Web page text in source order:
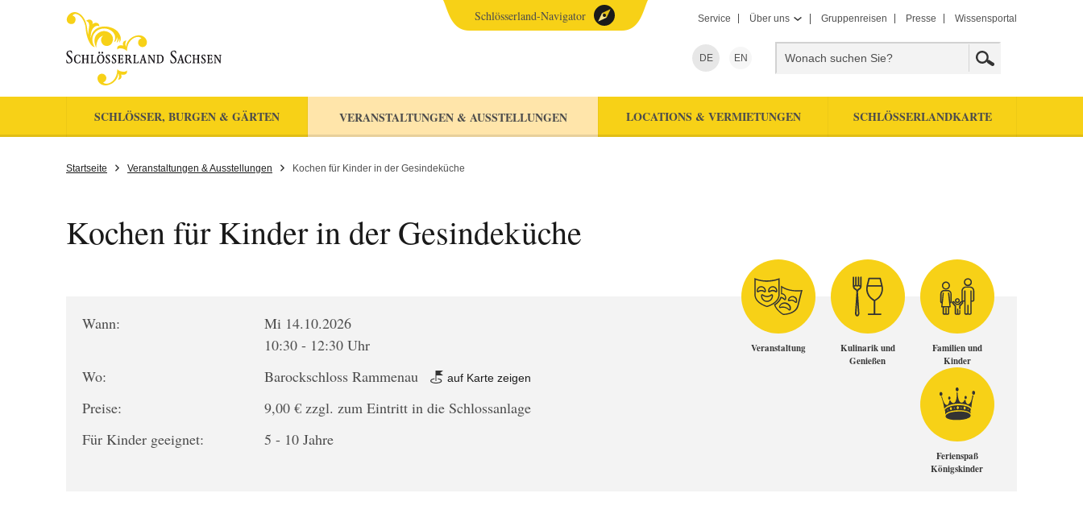
Service Über uns Gruppenreisen Presse Wissensportal
DE EN
SCHLÖSSER, BURGEN & GÄRTEN VERANSTALTUNGEN & AUSSTELLUNGEN LOCATIONS & VERMIETUNGEN SCHLÖSSERLANDKARTE
Schlösserland-Navigator
Startseite Veranstaltungen & Ausstellungen Kochen für Kinder in der Gesindeküche
Kochen für Kinder in der Gesindeküche
Wann:
Mi 14.10.2026
10:30 - 12:30 Uhr
Wo:
Barockschloss Rammenau auf Karte zeigen
Preise:
9,00 € zzgl. zum Eintritt in die Schlossanlage
Für Kinder geeignet:
5 - 10 Jahre
Veranstaltung
Kulinarik und
Genießen
Familien und
Kinder
Ferienspaß
Königskinder